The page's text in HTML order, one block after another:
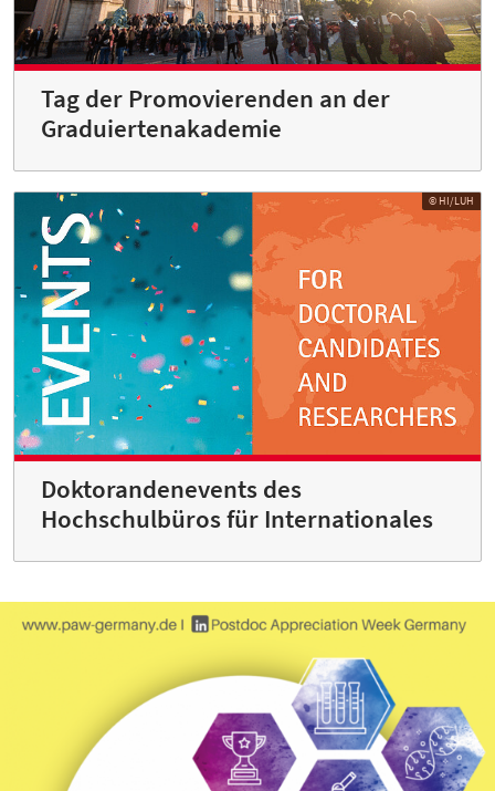
Tag der Promovierenden an der
Graduiertenakademie
© HI/LUH
Doktorandenevents des
Hochschulbüros für Internationales